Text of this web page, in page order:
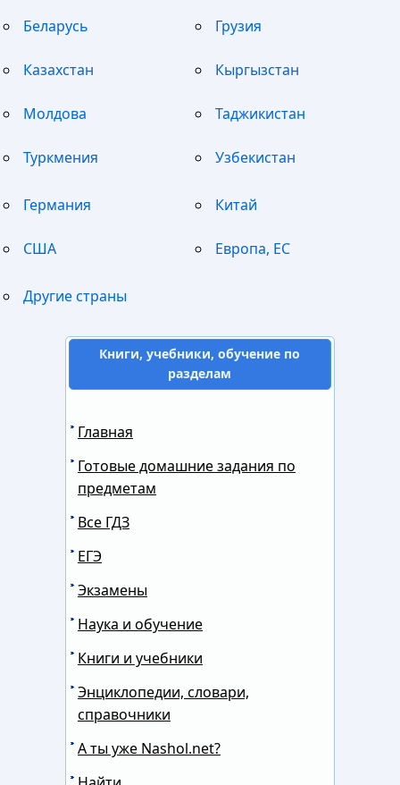
Беларусь Грузия
Казахстан Кыргызстан
Молдова Таджикистан
Туркмения Узбекистан
Германия Китай
США Европа, ЕС
Другие страны
Книги, учебники, обучение по
разделам
Главная
Готовые домашние задания по
предметам
Все ГДЗ
ЕГЭ
Экзамены
Наука и обучение
Книги и учебники
Энциклопедии, словари,
справочники
А ты уже Nashol.net?